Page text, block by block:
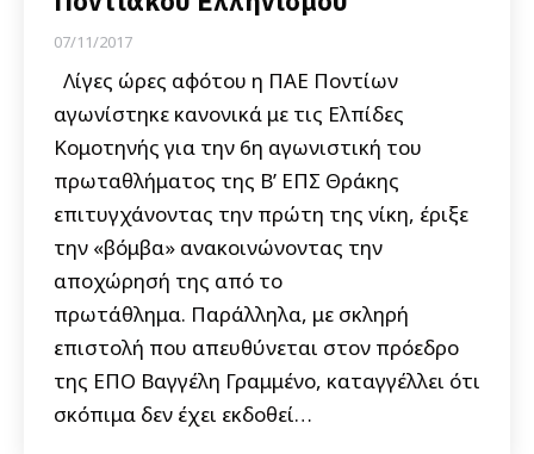
07/11/2017
Λίγες ώρες αφότου η ΠΑΕ Ποντίων
αγωνίστηκε κανονικά με τις Ελπίδες
Κομοτηνής για την 6η αγωνιστική του
πρωταθλήματος της Β’ ΕΠΣ Θράκης
επιτυγχάνοντας την πρώτη της νίκη, έριξε
την «βόμβα» ανακοινώνοντας την
αποχώρησή της από το
πρωτάθλημα. Παράλληλα, με σκληρή
επιστολή που απευθύνεται στον πρόεδρο
της ΕΠΟ Βαγγέλη Γραμμένο, καταγγέλλει ότι
σκόπιμα δεν έχει εκδοθεί…